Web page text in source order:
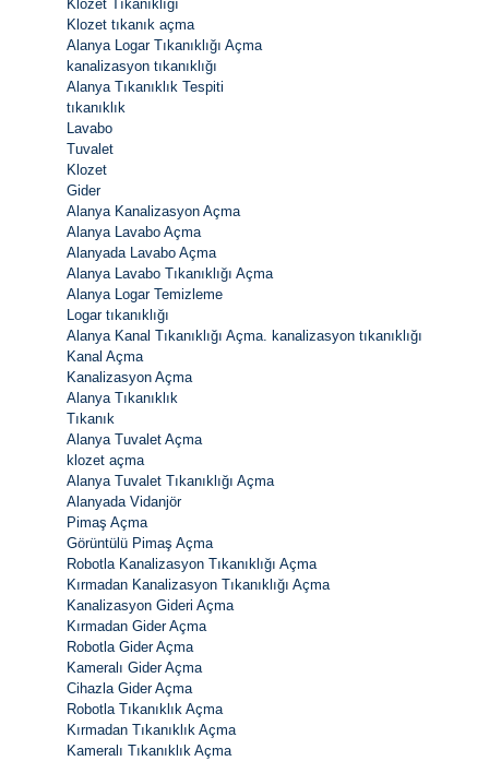
Klozet Tıkanıklığı
Klozet tıkanık açma
Alanya Logar Tıkanıklığı Açma
kanalizasyon tıkanıklığı
Alanya Tıkanıklık Tespiti
tıkanıklık
Lavabo
Tuvalet
Klozet
Gider
Alanya Kanalizasyon Açma
Alanya Lavabo Açma
Alanyada Lavabo Açma
Alanya Lavabo Tıkanıklığı Açma
Alanya Logar Temizleme
Logar tıkanıklığı
Alanya Kanal Tıkanıklığı Açma. kanalizasyon tıkanıklığı
Kanal Açma
Kanalizasyon Açma
Alanya Tıkanıklık
Tıkanık
Alanya Tuvalet Açma
klozet açma
Alanya Tuvalet Tıkanıklığı Açma
Alanyada Vidanjör
Pimaş Açma
Görüntülü Pimaş Açma
Robotla Kanalizasyon Tıkanıklığı Açma
Kırmadan Kanalizasyon Tıkanıklığı Açma
Kanalizasyon Gideri Açma
Kırmadan Gider Açma
Robotla Gider Açma
Kameralı Gider Açma
Cihazla Gider Açma
Robotla Tıkanıklık Açma
Kırmadan Tıkanıklık Açma
Kameralı Tıkanıklık Açma